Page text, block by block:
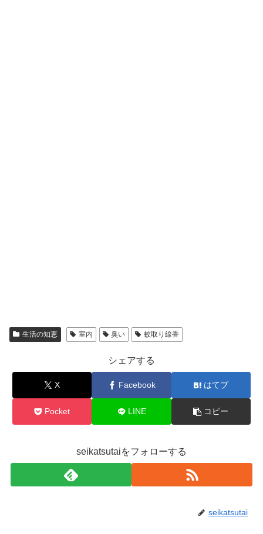
生活の知恵 室内 臭い 蚊取り線香
シェアする
X Facebook はてブ
Pocket LINE コピー
seikatsutaiをフォローする
seikatsutai